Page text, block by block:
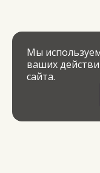
Мы
ваших
сайта.